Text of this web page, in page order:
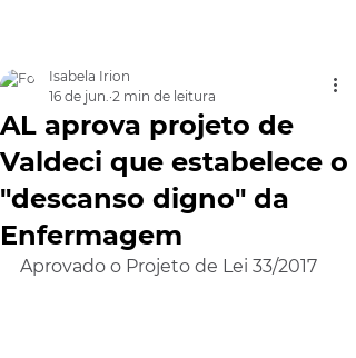
AL aprova projeto de
Valdeci que estabelece o
"descanso digno" da
Enfermagem
Isabela Irion
16 de jun. 2 min de leitura
Aprovado o Projeto de Lei 33/2017